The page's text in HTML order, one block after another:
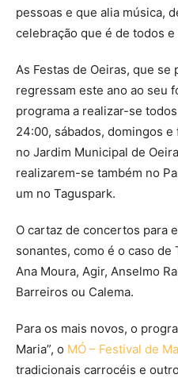
pessoas e que alia música,
celebração que é de todos e
As Festas de Oeiras, que se
regressam este ano ao seu
programa a realizar-se
24:00, sábados, domingos
no Jardim Municipal de
realizarem-se também no
um no Taguspark.
O cartaz de concertos para
sonantes, como é o caso de
Ana Moura, Agir, Anselmo
Barreiros ou Calema.
Para os mais novos, o
Maria”, o MÓ – Festival de
tradicionais carrocéis e